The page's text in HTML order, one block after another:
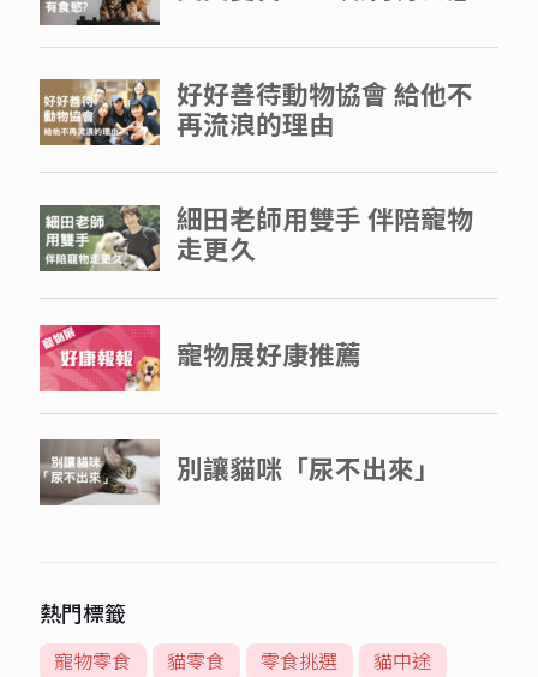
熱門標籤
寵物零食 貓零食 零食挑選
貓中途